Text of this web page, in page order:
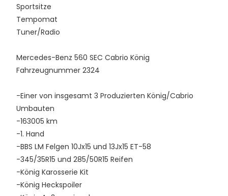
Sportsitze
Tempomat
Tuner/Radio
Mercedes-Benz 560 SEC Cabrio König
Fahrzeugnummer 2324
-Einer von insgesamt 3 Produzierten König/Cabrio
Umbauten
-163005 km
-1. Hand
-BBS LM Felgen 10Jx15 und 13Jx15 ET-58
-345/35R15 und 285/50R15 Reifen
-König Karosserie Kit
-König Heckspoiler